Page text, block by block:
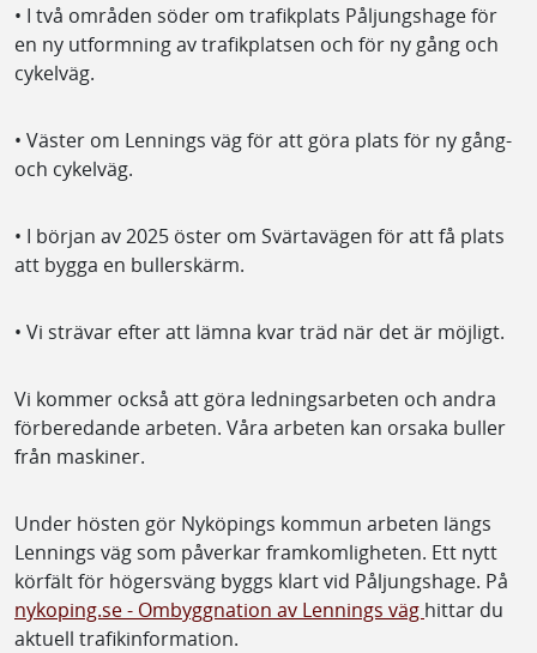
• I två områden söder om trafikplats Påljungshage för
en ny utformning av trafikplatsen och för ny gång och
cykelväg.
• Väster om Lennings väg för att göra plats för ny gång-
och cykelväg.
• I början av 2025 öster om Svärtavägen för att få plats
att bygga en bullerskärm.
• Vi strävar efter att lämna kvar träd när det är möjligt.
Vi kommer också att göra ledningsarbeten och andra
förberedande arbeten. Våra arbeten kan orsaka buller
från maskiner.
Under hösten gör Nyköpings kommun arbeten längs
Lennings väg som påverkar framkomligheten. Ett nytt
körfält för högersväng byggs klart vid Påljungshage. På
nykoping.se - Ombyggnation av Lennings väg hittar du
aktuell trafikinformation.